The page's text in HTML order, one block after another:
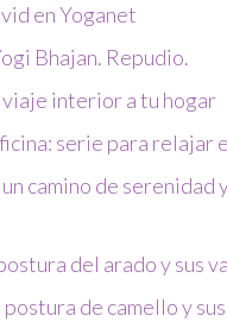
en Yoganet
Bhajan. Repudio.
interior a tu hogar
serie para relajar
camino de serenidad
del arado y sus
de camello y